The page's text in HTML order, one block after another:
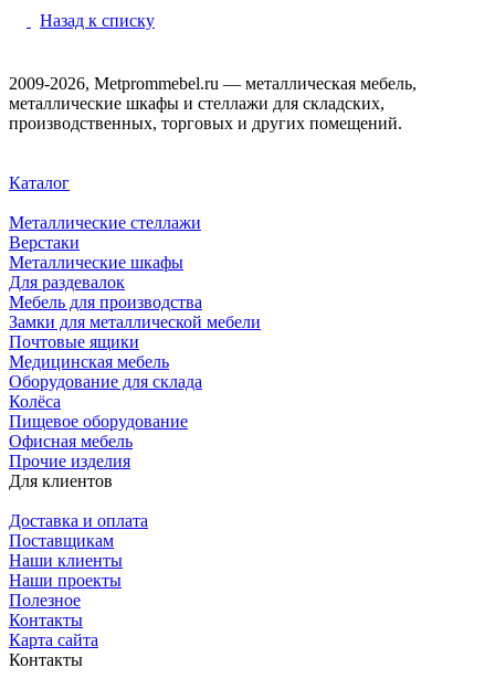
Назад к списку
2009-2026, Metprommebel.ru — металлическая мебель,
металлические шкафы и стеллажи для складских,
производственных, торговых и других помещений.
Каталог
Металлические стеллажи
Верстаки
Металлические шкафы
Для раздевалок
Мебель для производства
Замки для металлической мебели
Почтовые ящики
Медицинская мебель
Оборудование для склада
Колёса
Пищевое оборудование
Офисная мебель
Прочие изделия
Для клиентов
Доставка и оплата
Поставщикам
Наши клиенты
Наши проекты
Полезное
Контакты
Карта сайта
Контакты